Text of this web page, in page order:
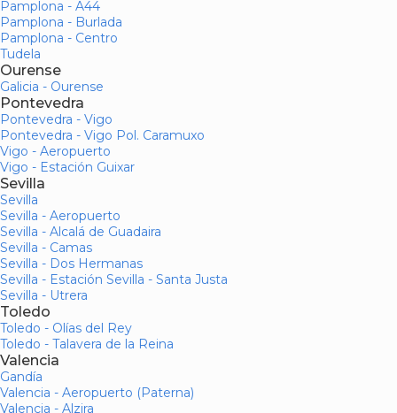
Pamplona - A44
Pamplona - Burlada
Pamplona - Centro
Tudela
Ourense
Galicia - Ourense
Pontevedra
Pontevedra - Vigo
Pontevedra - Vigo Pol. Caramuxo
Vigo - Aeropuerto
Vigo - Estación Guixar
Sevilla
Sevilla
Sevilla - Aeropuerto
Sevilla - Alcalá de Guadaira
Sevilla - Camas
Sevilla - Dos Hermanas
Sevilla - Estación Sevilla - Santa Justa
Sevilla - Utrera
Toledo
Toledo - Olías del Rey
Toledo - Talavera de la Reina
Valencia
Gandía
Valencia - Aeropuerto (Paterna)
Valencia - Alzira